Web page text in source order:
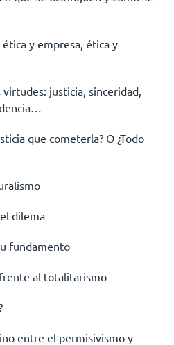
y empresa, ética y
justicia, sinceridad,
que cometerla? O ¿Todo
dilema
fundamento
al totalitarismo
entre el permisivismo y